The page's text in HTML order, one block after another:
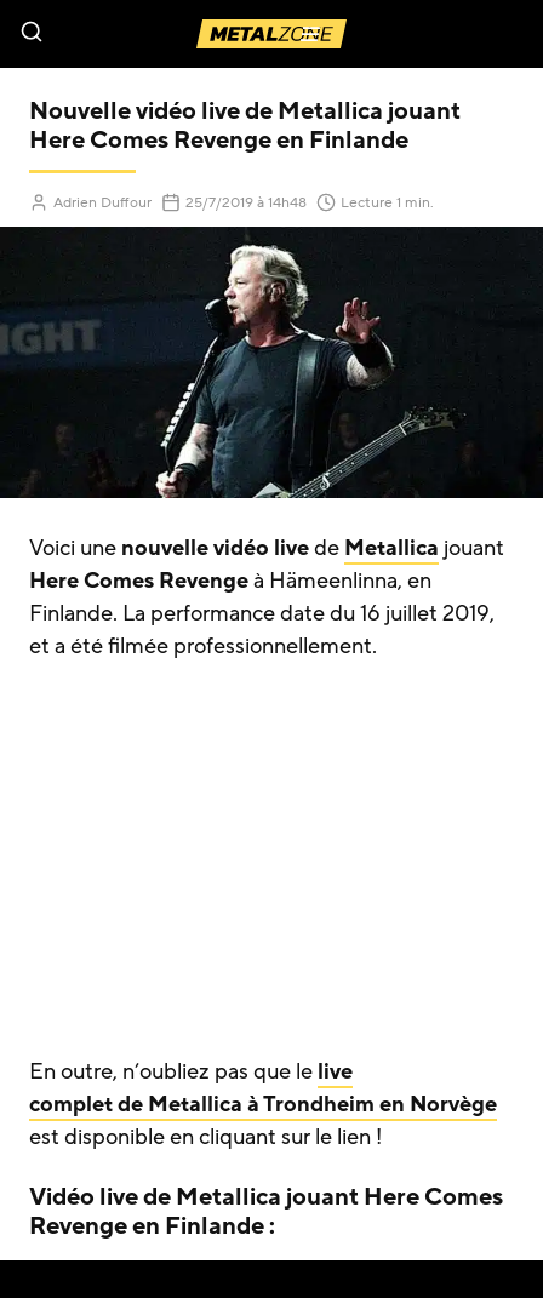
Menu
Nouvelle vidéo live de Metallica jouant
Here Comes Revenge en Finlande
Adrien Duffour 25/7/2019(Mis à jour le)
à 14h48 Lecture 1 min.
Voici une nouvelle vidéo livede Metallica jouant
Here Comes Revengeà Hämeenlinna, en
Finlande. La performance date du 16 juillet 2019,
et a été filmée professionnellement.
En outre, n’oubliez pas que le live
completde Metallica à Trondheim en Norvège
est disponible en cliquant sur le lien !
Vidéo live de Metallica jouant Here Comes
Revenge en Finlande :